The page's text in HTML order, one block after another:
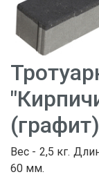
(графит)
Вес - 2,5 кг.
60 мм.